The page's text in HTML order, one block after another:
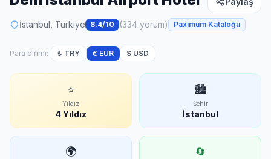
İstanbul, Türkiye 8.4/10 (334 yorum) Paximum Kataloğu
Para birimi: ₺ TRY € EUR $ USD
⭐
Yıldız
4 Yıldız
🏙
Şehir
İstanbul
🌍 🔄